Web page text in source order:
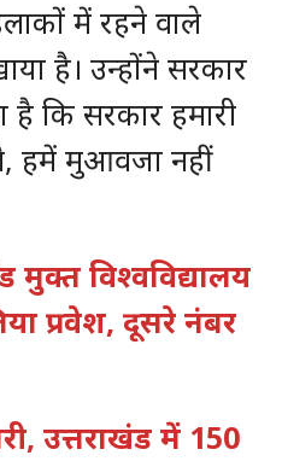
में रहने वाले
है। उन्होंने सरकार
कि सरकार हमारी
हमें मुआवजा नहीं
मुक्त विश्वविद्यालय
प्रवेश, दूसरे नंबर
उत्तराखंड में 150